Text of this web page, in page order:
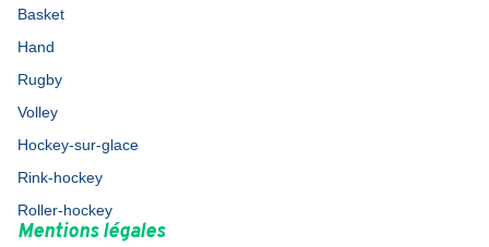
Basket
Hand
Rugby
Volley
Hockey-sur-glace
Rink-hockey
Roller-hockey
Mentions légales